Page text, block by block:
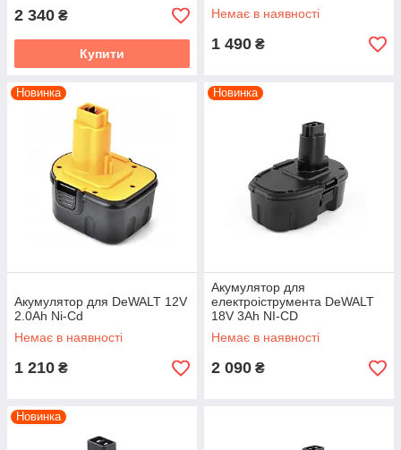
2 340 ₴
Купити
Немає в наявності
1 490 ₴
Новинка
Акумулятор для DeWALT 12V
2.0Ah Ni-Cd
Немає в наявності
1 210 ₴
Новинка
Акумулятор для
електроіструмента DeWALT
18V 3Ah NI-CD
Немає в наявності
2 090 ₴
Новинка